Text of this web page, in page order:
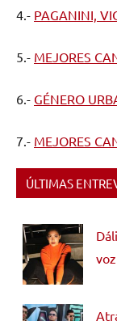
4.- PAGANINI,
5.- MEJORES
6.- GÉNERO
7.- MEJORES
ÚLTIMAS